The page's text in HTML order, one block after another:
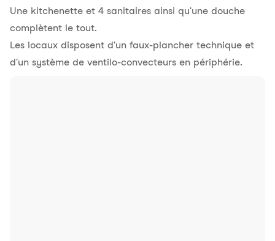
Une kitchenette et 4 sanitaires ainsi qu'une douche
complètent le tout.
Les locaux disposent d'un faux-plancher technique et
d'un système de ventilo-convecteurs en périphérie.